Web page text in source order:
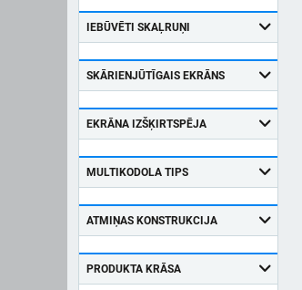
IEBŪVĒTI SKAĻRUŅI
SKĀRIENJŪTĪGAIS EKRĀNS
EKRĀNA IZŠĶIRTSPĒJA
MULTIKODOLA TIPS
ATMIŅAS KONSTRUKCIJA
PRODUKTA KRĀSA